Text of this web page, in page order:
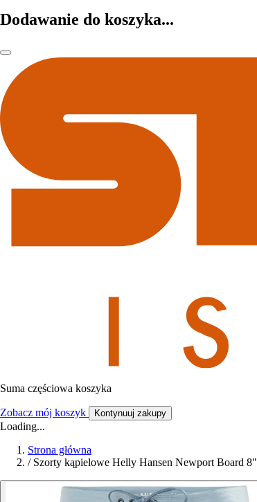
Dodawanie do koszyka...
Suma częściowa koszyka
Zobacz mój koszyk Kontynuuj zakupy
Loading...
Strona główna
/ Szorty kąpielowe Helly Hansen Newport Board 8"